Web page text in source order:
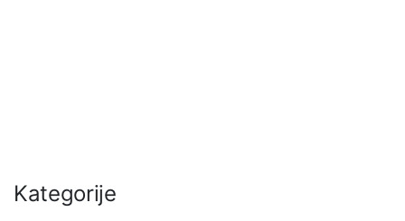
Kategorije